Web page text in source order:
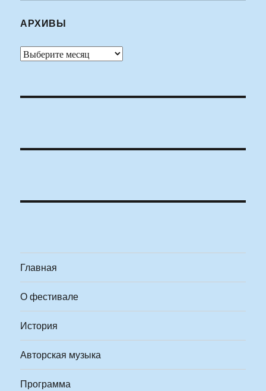
АРХИВЫ
Архивы
Главная
О фестивале
История
Авторская музыка
Программа